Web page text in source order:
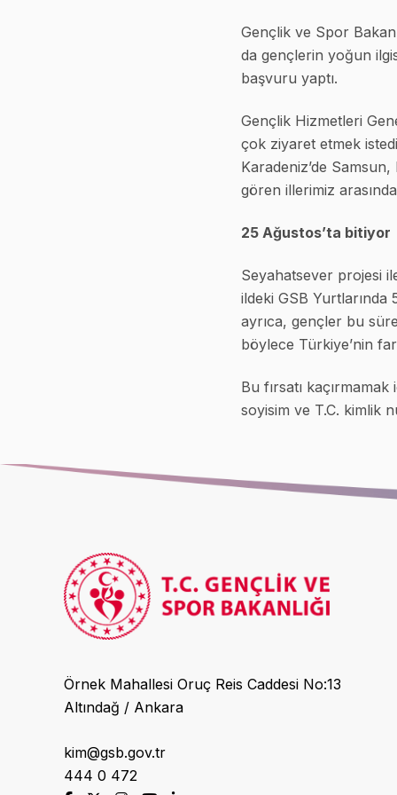
Gençlik ve Spor
da gençlerin yoğun
başvuru yaptı.
Gençlik Hizmetleri
çok ziyaret etmek
Karadeniz’de
gören illerimiz
25 Ağustos’ta bitiyor
Seyahatsever projesi
ildeki GSB Yurtlarında
ayrıca, gençler bu
böylece Türkiye’nin
Bu fırsatı
soyisim ve T.C. kimlik
Örnek Mahallesi Oruç Reis Caddesi No:13
Altındağ / Ankara
kim@gsb.gov.tr
444 0 472